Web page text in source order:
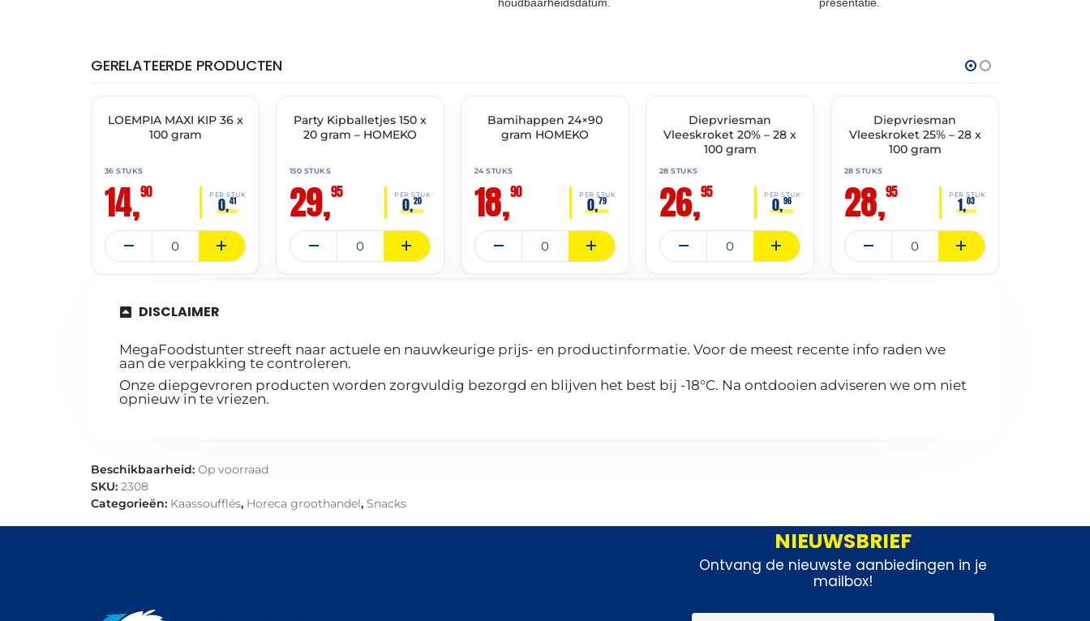
GERELATEERDE PRODUCTEN
🔥 OP=OP
LOEMPIA MAXI KIP 36 x
100 gram
36 STUKS
14,90 PER STUK
0,41
✓ VAST ASSORTIMENT
Party Kipballetjes 150 x
20 gram – HOMEKO
150 STUKS
29,95 PER STUK
0,20
✓ VAST ASSORTIMENT
Bamihappen 24×90
gram HOMEKO
24 STUKS
18,90 PER STUK
0,79
✓ VAST ASSORTIMENT
Diepvriesman
Vleeskroket 20% – 28 x
100 gram
28 STUKS
26,95 PER STUK
0,96
✓ VAST ASSORTIMENT
Diepvriesman
Vleeskroket 25% – 28 x
100 gram
28 STUKS
28,95 PER STUK
1,03
DISCLAIMER
MegaFoodstunter streeft naar actuele en nauwkeurige prijs- en productinformatie. Voor de meest recente info raden we
aan de verpakking te controleren.
Onze diepgevroren producten worden zorgvuldig bezorgd en blijven het best bij -18°C. Na ontdooien adviseren we om niet
opnieuw in te vriezen.
Beschikbaarheid: Op voorraad
SKU: 2308
Categorieën: Kaassoufflés, Horeca groothandel, Snacks
NIEUWSBRIEF
Ontvang de nieuwste aanbiedingen in je
mailbox!